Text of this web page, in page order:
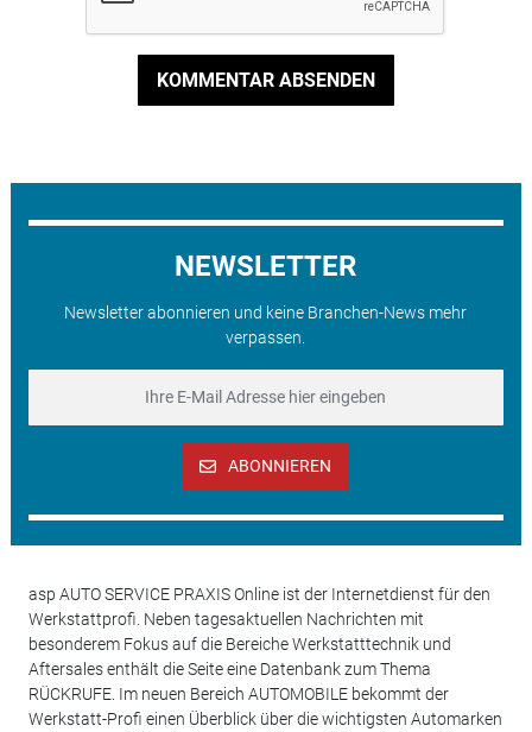
KOMMENTAR ABSENDEN
NEWSLETTER
Newsletter abonnieren und keine Branchen-News mehr
verpassen.
ABONNIEREN
asp AUTO SERVICE PRAXIS Online ist der Internetdienst für den
Werkstattprofi. Neben tagesaktuellen Nachrichten mit
besonderem Fokus auf die Bereiche Werkstatttechnik und
Aftersales enthält die Seite eine Datenbank zum Thema
RÜCKRUFE. Im neuen Bereich AUTOMOBILE bekommt der
Werkstatt-Profi einen Überblick über die wichtigsten Automarken